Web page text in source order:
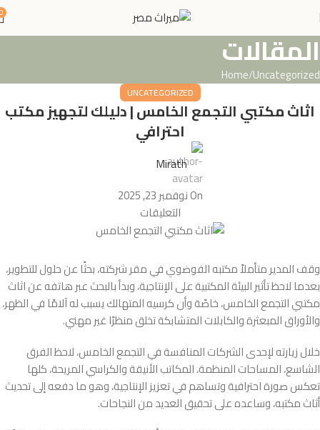
المقالات
Home Uncategorized
UNCATEGORIZED
اثاث مكتبي التجمع الخامس | دليلك لتجهيز مكتب
احترافي
Mirath
On نوفمبر 23, 2025
التعليقات
وقف المدير متأملاً مكتبه الفوضوي في مقر شركته، بحثًا عن حلول للتطوير،
بعدما لاحظ تأثير البيئة المكتبية على الإنتاجية، وبدأ بالبحث عبر هاتفه عن اثاث
مكتبي التجمع الخامس، خاصًة وأن كرسيه المتهالك يسبب له آلامًا في الظهر،
والأوراق المبعثرة والكابلات المتشابكة تخلق منظرًا غير مهني.
خلال زيارته لإحدى الشركات المنافسة في التجمع الخامس، لاحظ الفرق
الشاسع، المساحات المنظمة، المكاتب الأنيقة والكراسي المريحة، كلها
تعكس صورة احترافية وتساهم في تعزيز الإنتاجية، وهو ما دفعه إلى تحديث
أثاث مكتبه، وساعده على تحقيق العديد من النجاحات.